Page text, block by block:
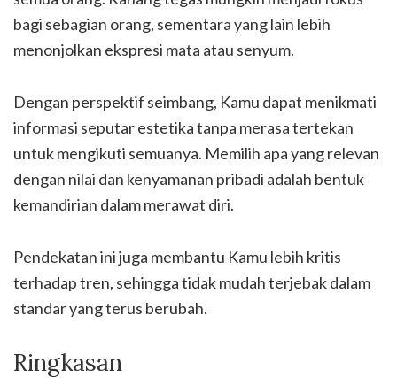
bagi sebagian orang, sementara yang lain lebih
menonjolkan ekspresi mata atau senyum.
Dengan perspektif seimbang, Kamu dapat menikmati
informasi seputar estetika tanpa merasa tertekan
untuk mengikuti semuanya. Memilih apa yang relevan
dengan nilai dan kenyamanan pribadi adalah bentuk
kemandirian dalam merawat diri.
Pendekatan ini juga membantu Kamu lebih kritis
terhadap tren, sehingga tidak mudah terjebak dalam
standar yang terus berubah.
Ringkasan